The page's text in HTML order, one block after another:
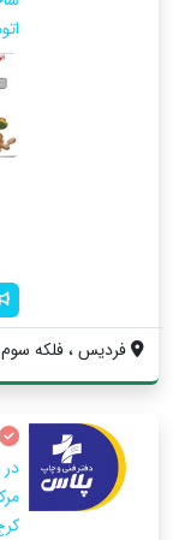
فردیس ، فلکه سوم ، خیابان